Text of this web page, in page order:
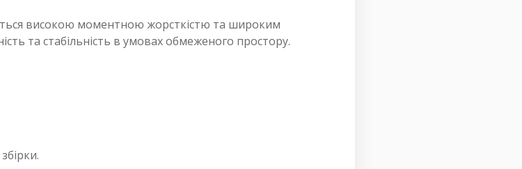
високою моментною жорсткістю та широким
та стабільність в умовах обмеженого простору.